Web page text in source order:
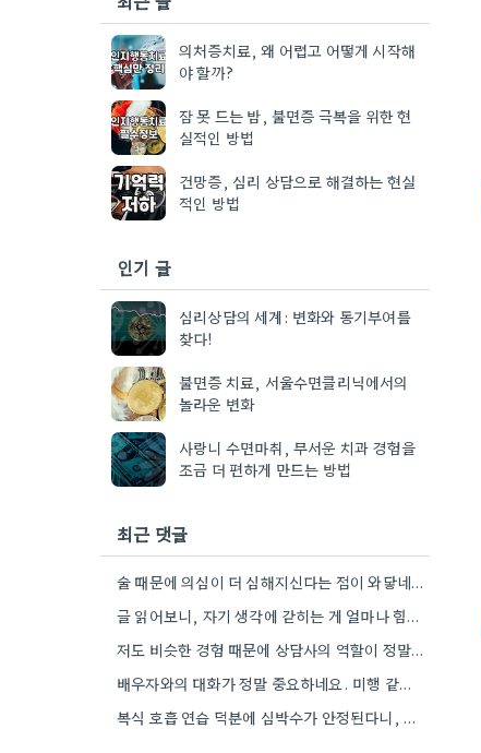
의처증치료, 왜 어렵고 어떻게 시작해
야 할까?
잠 못 드는 밤, 불면증 극복을 위한 현
실적인 방법
건망증, 심리 상담으로 해결하는 현실
적인 방법
인기 글
심리상담의 세계: 변화와 동기부여를
찾다!
불면증 치료, 서울수면클리닉에서의
놀라운 변화
사랑니 수면마취, 무서운 치과 경험을
조금 더 편하게 만드는 방법
최근 댓글
술 때문에 의심이 더 심해지신다는 점이 와닿네요. 저도 비슷한 경험이 있어서 전문가의 도움을 받는 게…
글 읽어보니, 자기 생각에 갇히는 게 얼마나 힘든지 알 것 같아요. 객관적으로 판단하는 게 쉽지…
저도 비슷한 경험 때문에 상담사의 역할이 정말 중요하다고 생각했어요. 망상을 객관적으로 볼 수 있게 돕는…
배우자와의 대화가 정말 중요하네요. 미행 같은 행동이 계속되면 오히려 관계가 더 악화될 수 있을 것…
복식 호흡 연습 덕분에 심박수가 안정된다니, 정말 도움이 될 것 같아요. 저는 스트레스 받을 때…